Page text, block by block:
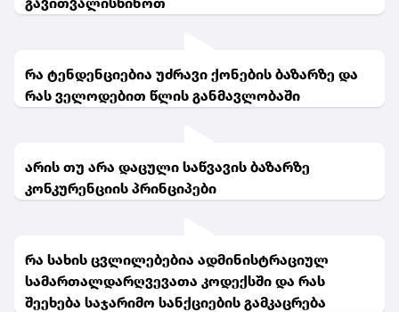
რა ტენდენციებია უძრავი ქონების ბაზარზე და
რას ველოდებით წლის განმავლობაში
არის თუ არა დაცული საწვავის ბაზარზე
კონკურენციის პრინციპები
რა სახის ცვლილებებია ადმინისტრაციულ
სამართალდარღვევათა კოდექსში და რას
შეეხება საჯარიმო სანქციების გამკაცრება